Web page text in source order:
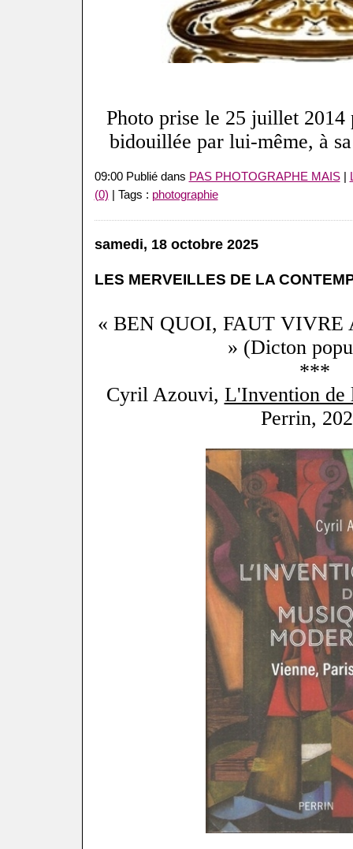
Photo prise le 25 juillet 2014
bidouillée par lui-même, à
09:00 Publié dans PAS PHOTOGRAPHE MAIS|
(0) | Tags : photographie
samedi, 18 octobre 2025
LES MERVEILLES DE LA
« BEN QUOI, FAUT VIVRE
» (Dicton
***
Cyril Azouvi, L'Invention de
Perrin,